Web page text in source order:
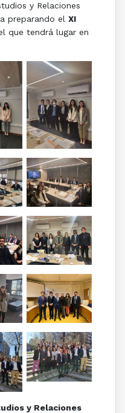
y Relaciones
preparando el XI
que tendrá lugar en
y Relaciones